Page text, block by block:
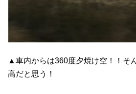
▲車内からは360度夕焼け空！！そ
高だと思う！